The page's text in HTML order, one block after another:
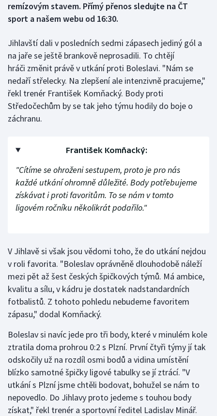
Florbal
Golf
Gymnastika
Házená
Judo
Krasobruslení
Lezení
Moderní pětiboj
Motorsport
Olympijské hry
Parasport
Plavání
Plážový volejbal
Ragby
Rychlobruslení
remízovým stavem. Přímý přenos sledujte na ČT
sport a našem webu od 16:30.
Jihlavští dali v posledních sedmi zápasech jediný gól a
na jaře se ještě brankově neprosadili. To chtějí
hráči změnit právě v utkání proti Boleslavi. "Nám se
nedaří střelecky. Na zlepšení ale intenzivně pracujeme,"
řekl trenér František Komňacký. Body proti
Středočechům by se tak jeho týmu hodily do boje o
záchranu.
František Komňacký:
"Cítíme se ohroženi sestupem, proto je pro nás
každé utkání ohromně důležité. Body potřebujeme
získávat i proti favoritům. To se nám v tomto
ligovém ročníku několikrát podařilo."
V Jihlavě si však jsou vědomi toho, že do utkání nejdou
v roli favorita. "Boleslav oprávněně dlouhodobě náleží
mezi pět až šest českých špičkových týmů. Má ambice,
kvalitu a sílu, v kádru je dostatek nadstandardních
fotbalistů. Z tohoto pohledu nebudeme favoritem
zápasu," dodal Komňacký.
Boleslav si navíc jede pro tři body, které v minulém kole
ztratila doma prohrou 0:2 s Plzní. První čtyři týmy jí tak
odskočily už na rozdíl osmi bodů a vidina umístění
blízko samotné špičky ligové tabulky se jí ztrácí. "V
utkání s Plzní jsme chtěli bodovat, bohužel se nám to
nepovedlo. Do Jihlavy proto jedeme s touhou body
získat," řekl trenér a sportovní ředitel Ladislav Minář.